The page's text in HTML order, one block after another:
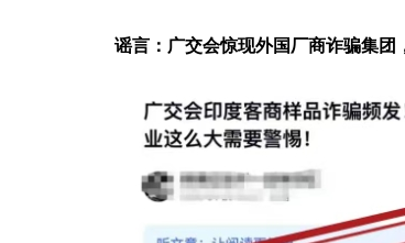
谣言：广交会惊现外国厂商诈骗集团